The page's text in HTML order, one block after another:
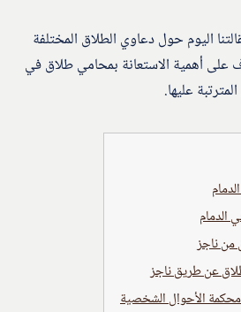
اليوم حول دعاوي الطلاق المختلفة
على أهمية الاستعانة بمحامي طلاق في
عليها.
الدمام
ناجز
عن طريق ناجز
الأحوال الشخصية